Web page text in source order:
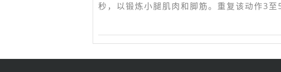
秒，以锻炼小腿肌肉和脚筋。重复该动作3至